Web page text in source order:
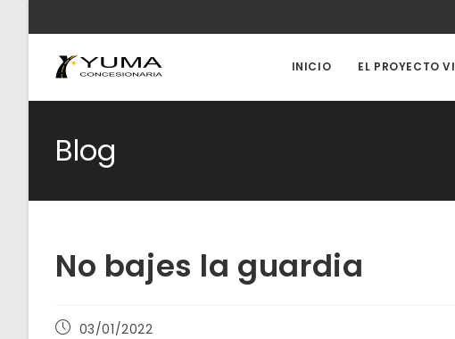
contenido
INICIO EL PROYECTO
Blog
No bajes la guardia
Publicación
03/01/2022